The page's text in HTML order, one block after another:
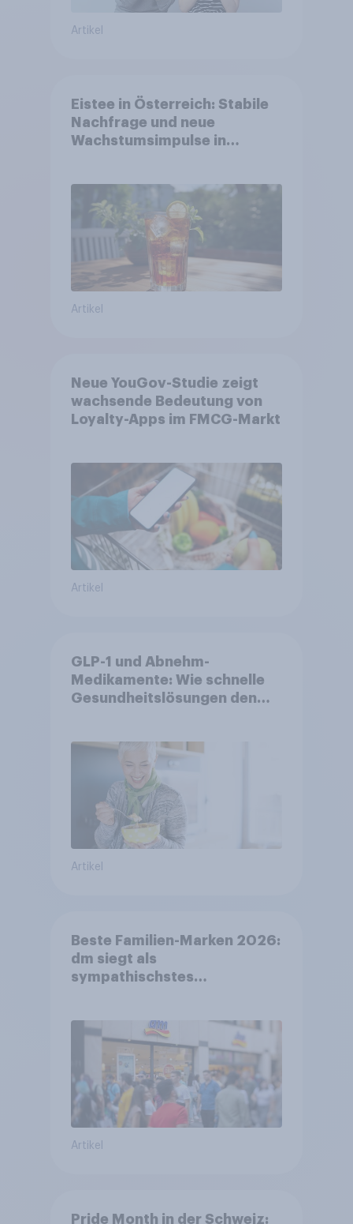
Artikel
Eistee in Österreich: Stabile
Nachfrage und neue
Wachstumsimpulse in
Artikel
Neue YouGov-Studie zeigt
wachsende Bedeutung von
Loyalty-Apps im FMCG-Markt
Artikel
GLP-1 und Abnehm-
Medikamente: Wie schnelle
Gesundheitslösungen den
Artikel
Beste Familien-Marken 2026:
dm siegt als
sympathischstes
Artikel
Pride Month in der Schweiz: